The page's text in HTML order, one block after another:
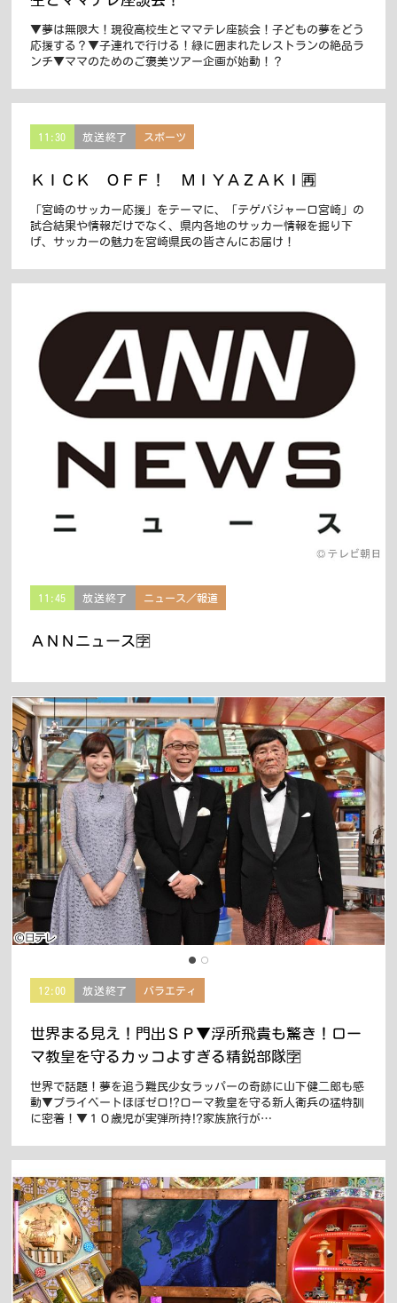
▼夢は無限大！現役高校生とママテレ座談会！子どもの夢をどう
応援する？▼子連れで行ける！緑に囲まれたレストランの絶品ラ
ンチ▼ママのためのご褒美ツアー企画が始動！？
11:30 放送終了 スポーツ
ＫＩＣＫ ＯＦＦ！ ＭＩＹＡＺＡＫＩ🈞
「宮崎のサッカー応援」をテーマに、「テゲバジャーロ宮崎」の
試合結果や情報だけでなく、県内各地のサッカー情報を掘り下
げ、サッカーの魅力を宮崎県民の皆さんにお届け！
11:45 放送終了 ニュース／報道
ＡＮＮニュース🈑
12:00 放送終了 バラエティ
世界まる見え！門出ＳＰ▼浮所飛貴も驚き！ロー
マ教皇を守るカッコよすぎる精鋭部隊🈑
世界で話題！夢を追う難民少女ラッパーの奇跡に山下健二郎も感
動▼プライベートほぼゼロ⁉ローマ教皇を守る新人衛兵の猛特訓
に密着！▼１０歳児が実弾所持⁉家族旅行が…